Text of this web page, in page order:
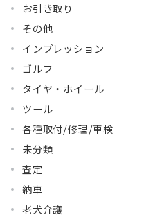
お引き取り
その他
インプレッション
ゴルフ
タイヤ・ホイール
ツール
各種取付/修理/車検
未分類
査定
納車
老犬介護